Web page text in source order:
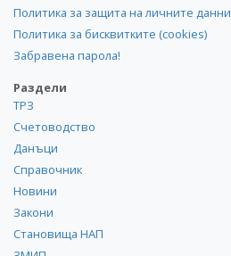
Политика за защита на личните данни
Политика за бисквитките (cookies)
Забравена парола!
Раздели
ТРЗ
Счетоводство
Данъци
Справочник
Новини
Закони
Становища НАП